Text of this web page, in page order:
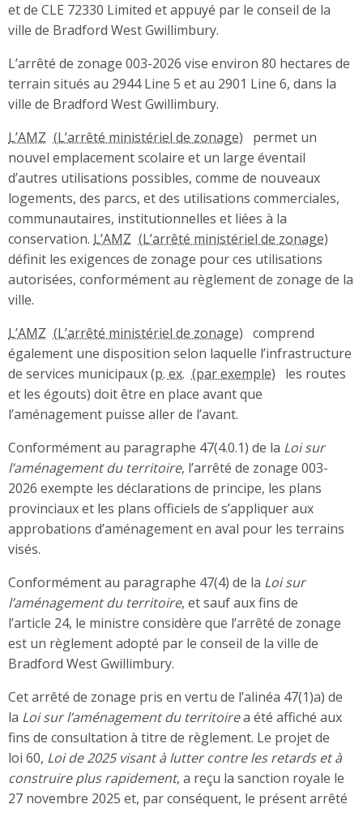
et de CLE 72330 Limited et appuyé par le conseil de la
ville de Bradford West Gwillimbury.
L’arrêté de zonage 003-2026 vise environ 80 hectares de
terrain situés au 2944 Line 5 et au 2901 Line 6, dans la
ville de Bradford West Gwillimbury.
L’AMZ
permet un
nouvel emplacement scolaire et un large éventail
d’autres utilisations possibles, comme de nouveaux
logements, des parcs, et des utilisations commerciales,
communautaires, institutionnelles et liées à la
conservation. L’AMZ
définit les exigences de zonage pour ces utilisations
autorisées, conformément au règlement de zonage de la
ville.
L’AMZ
comprend
également une disposition selon laquelle l’infrastructure
de services municipaux (p. ex.
les routes
et les égouts) doit être en place avant que
l’aménagement puisse aller de l’avant.
Conformément au paragraphe 47(4.0.1) de la Loi sur
l’aménagement du territoire, l’arrêté de zonage 003-
2026 exempte les déclarations de principe, les plans
provinciaux et les plans officiels de s’appliquer aux
approbations d’aménagement en aval pour les terrains
visés.
Conformément au paragraphe 47(4) de la Loi sur
l’aménagement du territoire, et sauf aux fins de
l’article 24, le ministre considère que l’arrêté de zonage
est un règlement adopté par le conseil de la ville de
Bradford West Gwillimbury.
Cet arrêté de zonage pris en vertu de l’alinéa 47(1)a) de
la Loi sur l’aménagement du territoirea été affiché aux
fins de consultation à titre de règlement. Le projet de
loi 60, Loi de 2025 visant à lutter contre les retards et à
construire plus rapidement, a reçu la sanction royale le
27 novembre 2025 et, par conséquent, le présent arrêté